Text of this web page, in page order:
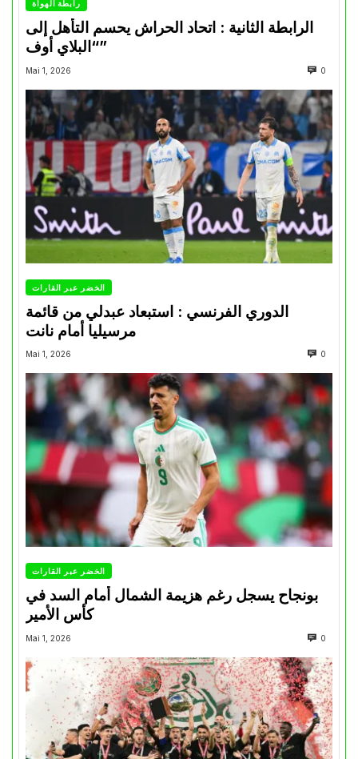
رابطة الهواة
الرابطة الثانية : اتحاد الحراش يحسم التأهل إلى
“البلاي أوف”
Mai 1, 2026 0
الخضر عبر القارات
الدوري الفرنسي : استبعاد عبدلي من قائمة
مرسيليا أمام نانت
Mai 1, 2026 0
الخضر عبر القارات
بونجاح يسجل رغم هزيمة الشمال أمام السد في
كأس الأمير
Mai 1, 2026 0